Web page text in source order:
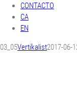
CONTACTO
CA
EN
03_05Vertikalist2017-06-